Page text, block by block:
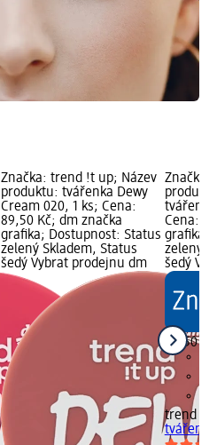
Značka: trend !t up; Název
produktu: tvářenka Dewy
Cream 020, 1 ks; Cena:
89,50 Kč; dm značka
grafika; Dostupnost: Status
zelený Skladem, Status
šedý Vybrat prodejnu dm
Značka:
Cena:
grafika;
zelený
šedý
89,50 Kč
trend !t